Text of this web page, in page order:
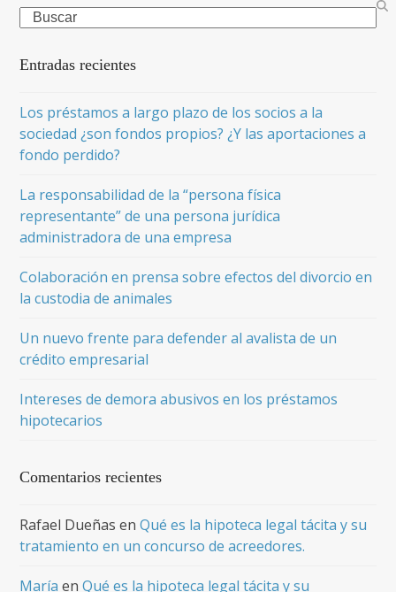
Search
Entradas recientes
Los préstamos a largo plazo de los socios a la
sociedad ¿son fondos propios? ¿Y las aportaciones a
fondo perdido?
La responsabilidad de la “persona física
representante” de una persona jurídica
administradora de una empresa
Colaboración en prensa sobre efectos del divorcio en
la custodia de animales
Un nuevo frente para defender al avalista de un
crédito empresarial
Intereses de demora abusivos en los préstamos
hipotecarios
Comentarios recientes
Rafael Dueñas enQué es la hipoteca legal tácita y su
tratamiento en un concurso de acreedores.
María enQué es la hipoteca legal tácita y su